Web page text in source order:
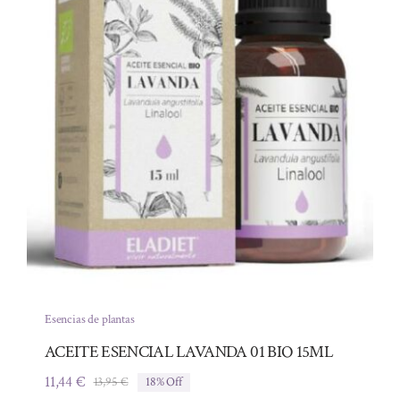
Esencias de plantas
ACEITE ESENCIAL LAVANDA 01 BIO 15ML
13,95€El
11,44€
El
18% Off